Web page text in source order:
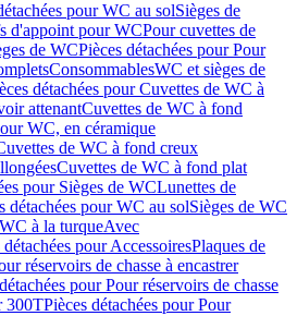
pour WC au solSièges de
d'appoint pour WCPour cuvettes de
de WCPièces détachées pour Pour
ConsommablesWC et sièges de
détachées pour Cuvettes de WC à
attenantCuvettes de WC à fond
WC, en céramique
de WC à fond creux
Cuvettes de WC à fond plat
pour Sièges de WCLunettes de
détachées pour WC au solSièges de WC
WC à la turqueAvec
détachées pour AccessoiresPlaques de
réservoirs de chasse à encastrer
pour Pour réservoirs de chasse
300TPièces détachées pour Pour